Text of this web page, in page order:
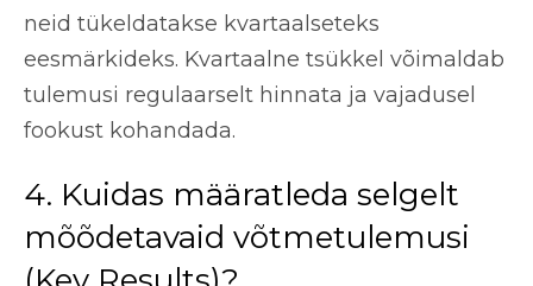
neid tükeldatakse kvartaalseteks
eesmärkideks. Kvartaalne tsükkel võimaldab
tulemusi regulaarselt hinnata ja vajadusel
fookust kohandada.
4. Kuidas määratleda selgelt
mõõdetavaid võtmetulemusi